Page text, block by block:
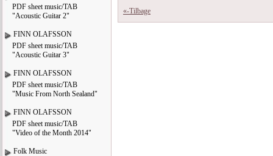
PDF sheet music/TAB
"Acoustic Guitar 2"
FINN OLAFSSON
PDF sheet music/TAB
"Acoustic Guitar 3"
FINN OLAFSSON
PDF sheet music/TAB
"Music From North Sealand"
FINN OLAFSSON
PDF sheet music/TAB
"Video of the Month 2014"
Folk Music
«-Tilbage